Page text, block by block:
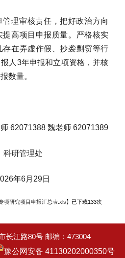
理审核责任，把好政治方向
提高项目申报质量。严格核实
存在弄虚作假、抄袭剽窃等行
人3年申报和立项资格，并核
数量。
62071388 魏老师 62071389
科研管理处
年6月29日
项研究项目申报汇总表.xls】已下载133次
长江路80号 邮编：473004
豫公网安备 41130202000350号